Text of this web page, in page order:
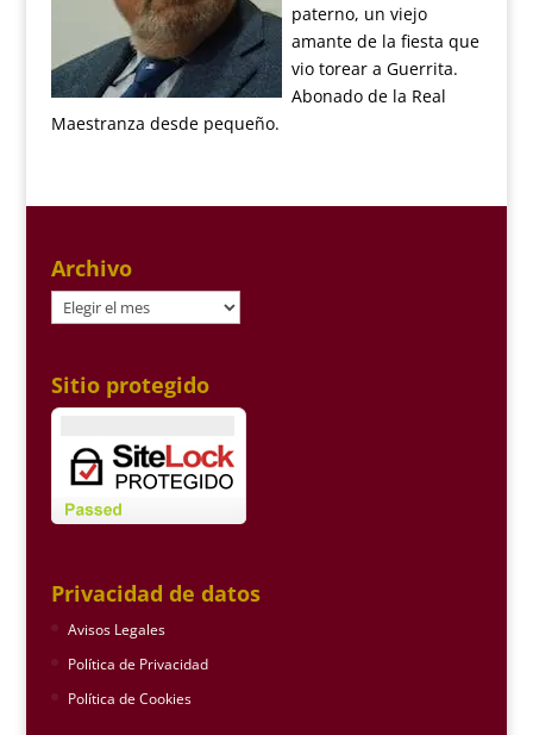
paterno, un viejo
amante de la fiesta que
vio torear a Guerrita.
Abonado de la Real
Maestranza desde pequeño.
Archivo
Archivo
Sitio protegido
Privacidad de datos
Avisos Legales
Política de Privacidad
Política de Cookies